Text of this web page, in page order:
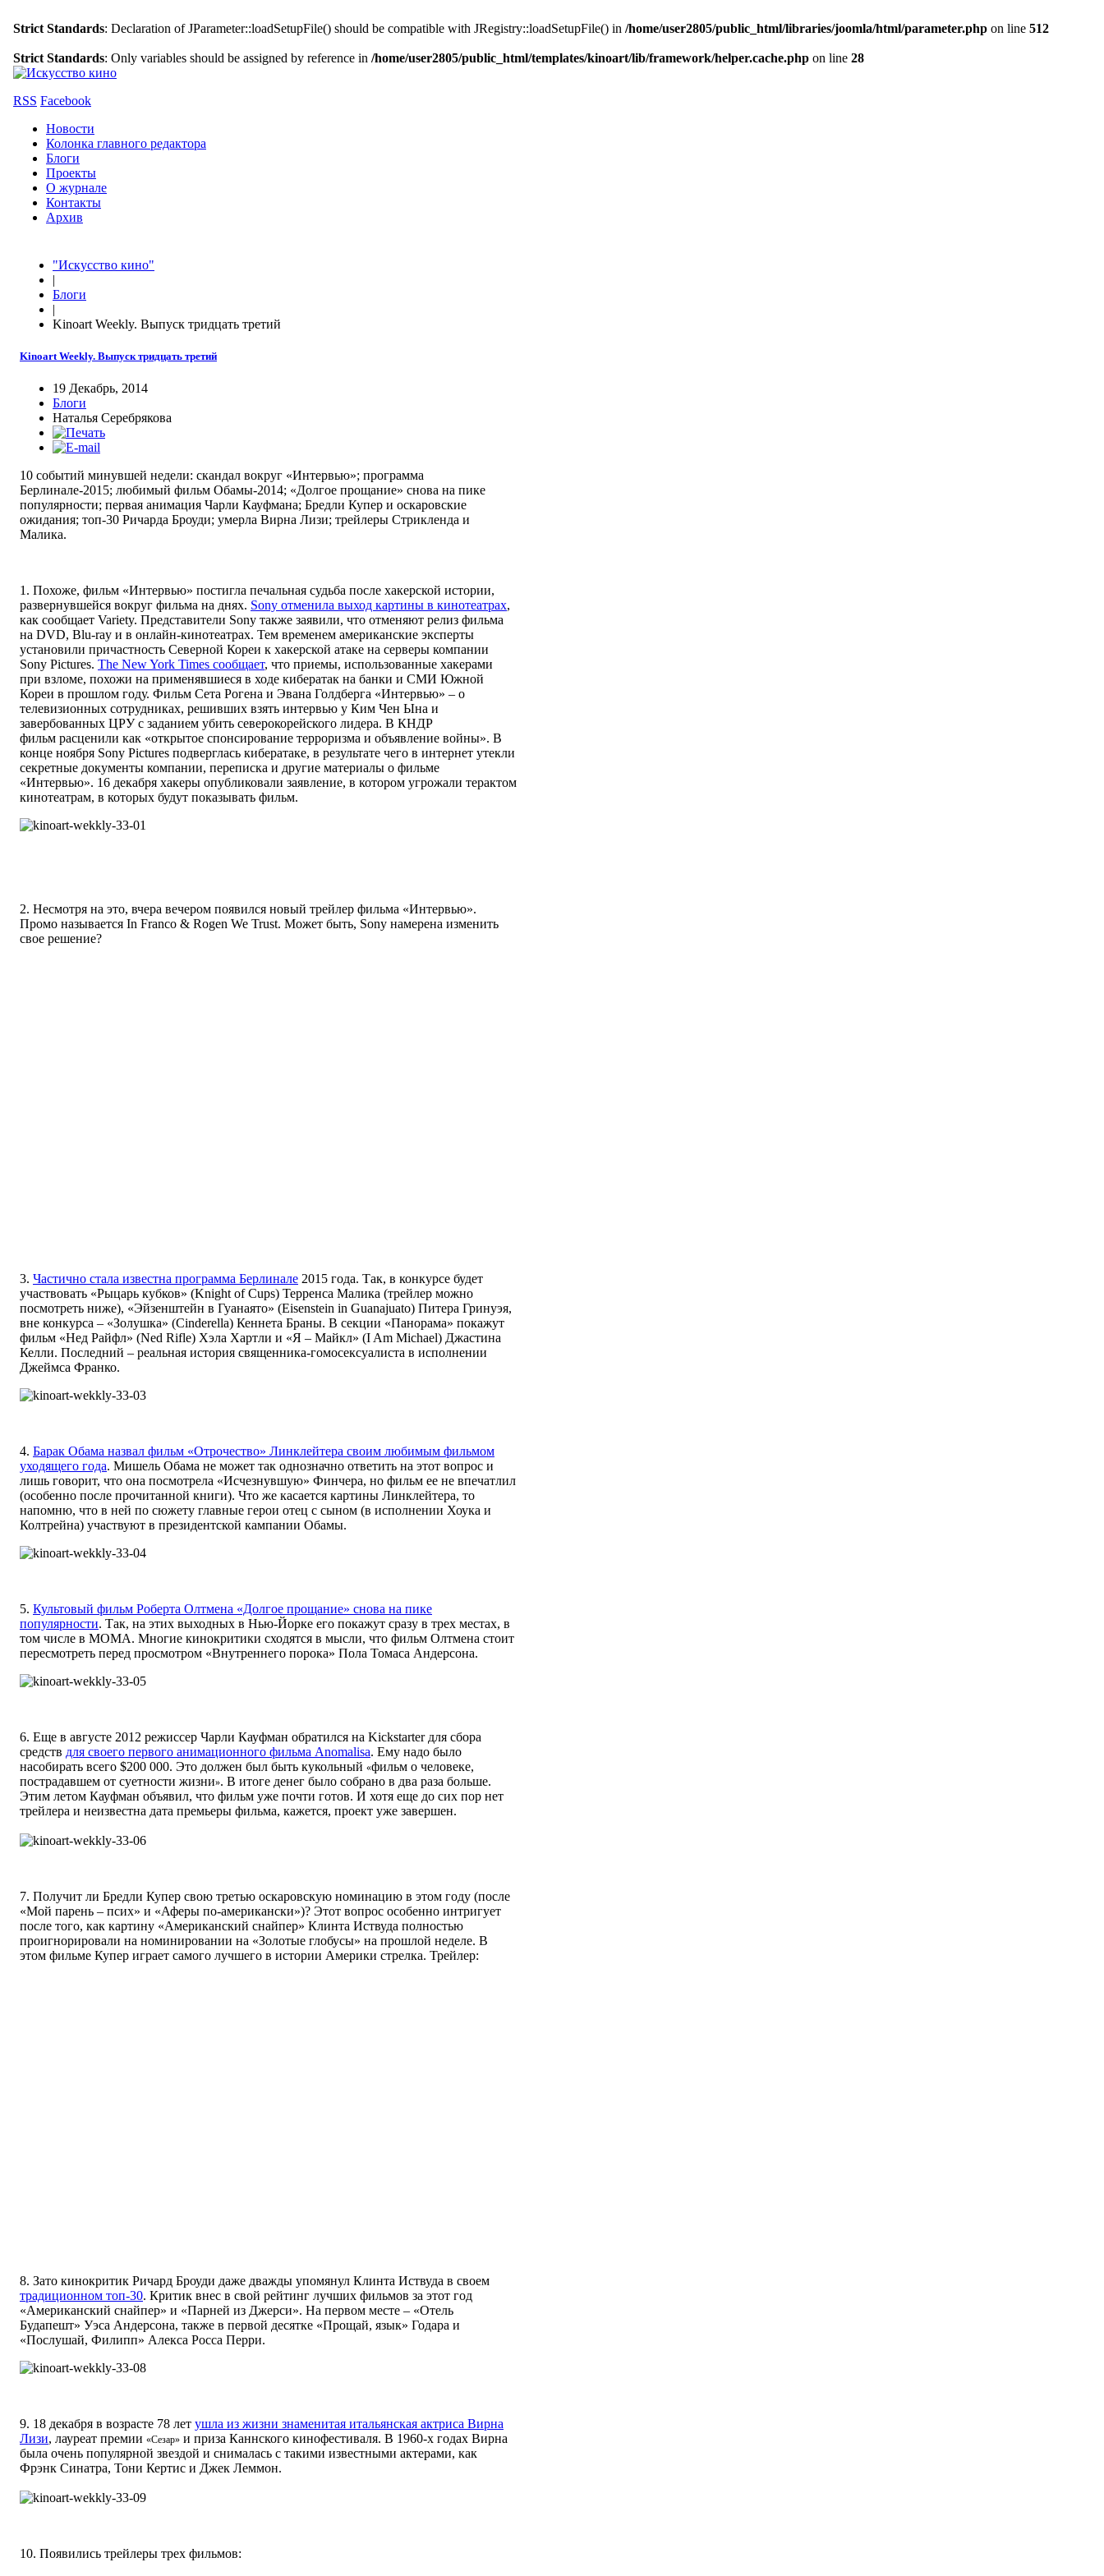
Strict Standards: Declaration of JParameter::loadSetupFile() should be compatible with JRegistry::loadSetupFile() in /home/user2805/public_html/libraries/joomla/html/parameter.php on line 512
Strict Standards: Only variables should be assigned by reference in /home/user2805/public_html/templates/kinoart/lib/framework/helper.cache.php on line 28
RSS Facebook
Новости
Колонка главного редактора
Блоги
Проекты
О журнале
Контакты
Архив
"Искусство кино"
|
Блоги
|
Kinoart Weekly. Выпуск тридцать третий
Kinoart Weekly. Выпуск тридцать третий
19 Декабрь, 2014
Блоги
Наталья Серебрякова
10 событий минувшей недели: скандал вокруг «Интервью»; программа
Берлинале-2015; любимый фильм Обамы-2014; «Долгое прощание» снова на пике
популярности; первая анимация Чарли Кауфмана; Бредли Купер и оскаровские
ожидания; топ-30 Ричарда Броуди; умерла Вирна Лизи; трейлеры Стрикленда и
Малика.
1. Похоже, фильм «Интервью» постигла печальная судьба после хакерской истории,
развернувшейся вокруг фильма на днях. Sony отменила выход картины в кинотеатрах,
как сообщает Variety. Представители Sony также заявили, что отменяют релиз фильма
на DVD, Blu-ray и в онлайн-кинотеатрах. Тем временем американские эксперты
установили причастность Северной Кореи к хакерской атаке на серверы компании
Sony Pictures. Тhe New York Times сообщает, что приемы, использованные хакерами
при взломе, похожи на применявшиеся в ходе кибератак на банки и СМИ Южной
Кореи в прошлом году. Фильм Сета Рогена и Эвана Голдберга «Интервью» – о
телевизионных сотрудниках, решивших взять интервью у Ким Чен Ына и
завербованных ЦРУ с заданием убить северокорейского лидера. В КНДР
фильм расценили как «открытое спонсирование терроризма и объявление войны». В
конце ноября Sony Pictures подверглась кибератаке, в результате чего в интернет утекли
секретные документы компании, переписка и другие материалы о фильме
«Интервью». 16 декабря хакеры опубликовали заявление, в котором угрожали терактом
кинотеатрам, в которых будут показывать фильм.
2. Несмотря на это, вчера вечером появился новый трейлер фильма «Интервью».
Промо называется In Franco & Rogen We Trust. Может быть, Sony намерена изменить
свое решение?
3. Частично стала известна программа Берлинале 2015 года. Так, в конкурсе будет
участвовать «Рыцарь кубков» (Knight of Cups) Терренса Малика (трейлер можно
посмотреть ниже), «Эйзенштейн в Гуанаято» (Eisenstein in Guanajuato) Питера Гринуэя,
вне конкурса – «Золушка» (Cinderella) Кеннета Браны. В секции «Панорама» покажут
фильм «Нед Райфл» (Ned Rifle) Хэла Хартли и «Я – Майкл» (I Am Michael) Джастина
Келли. Последний – реальная история священника-гомосексуалиста в исполнении
Джеймса Франко.
4. Барак Обама назвал фильм «Отрочество» Линклейтера своим любимым фильмом
уходящего года. Мишель Обама не может так однозначно ответить на этот вопрос и
лишь говорит, что она посмотрела «Исчезнувшую» Финчера, но фильм ее не впечатлил
(особенно после прочитанной книги). Что же касается картины Линклейтера, то
напомню, что в ней по сюжету главные герои отец с сыном (в исполнении Хоука и
Колтрейна) участвуют в президентской кампании Обамы.
5. Культовый фильм Роберта Олтмена «Долгое прощание» снова на пике
популярности. Так, на этих выходных в Нью-Йорке его покажут сразу в трех местах, в
том числе в MOMA. Многие кинокритики сходятся в мысли, что фильм Олтмена стоит
пересмотреть перед просмотром «Внутреннего порока» Пола Томаса Андерсона.
6. Еще в августе 2012 режиссер Чарли Кауфман обратился на Kickstarter для сбора
средств для своего первого анимационного фильма Anomalisa. Ему надо было
насобирать всего $200 000. Это должен был быть кукольный «фильм о человеке,
пострадавшем от суетности жизни». В итоге денег было собрано в два раза больше.
Этим летом Кауфман объявил, что фильм уже почти готов. И хотя еще до сих пор нет
трейлера и неизвестна дата премьеры фильма, кажется, проект уже завершен.
7. Получит ли Бредли Купер свою третью оскаровскую номинацию в этом году (после
«Мой парень – псих» и «Аферы по-американски»)? Этот вопрос особенно интригует
после того, как картину «Американский снайпер» Клинта Иствуда полностью
проигнорировали на номинировании на «Золотые глобусы» на прошлой неделе. В
этом фильме Купер играет самого лучшего в истории Америки стрелка. Трейлер:
8. Зато кинокритик Ричард Броуди даже дважды упомянул Клинта Иствуда в своем
традиционном топ-30. Критик внес в свой рейтинг лучших фильмов за этот год
«Американский снайпер» и «Парней из Джерси». На первом месте – «Отель
Будапешт» Уэса Андерсона, также в первой десятке «Прощай, язык» Годара и
«Послушай, Филипп» Алекса Росса Перри.
9. 18 декабря в возрасте 78 лет ушла из жизни знаменитая итальянская актриса Вирна
Лизи, лауреат премии «Сезар» и приза Каннского кинофестиваля. В 1960-х годах Вирна
была очень популярной звездой и снималась с такими известными актерами, как
Фрэнк Синатра, Тони Кертис и Джек Леммон.
10. Появились трейлеры трех фильмов: